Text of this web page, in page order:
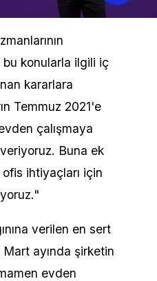
bu konularla ilgili iç
kararlara
Temmuz 2021'e
çalışmaya
Buna ek
ihtiyaçları için
verilen en sert
ayında şirketin
evden